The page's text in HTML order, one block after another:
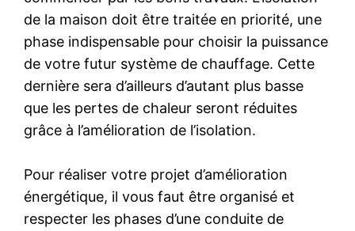
de la maison doit être traitée en priorité, une
phase indispensable pour choisir la puissance
de votre futur système de chauffage. Cette
dernière sera d’ailleurs d’autant plus basse
que les pertes de chaleur seront réduites
grâce à l’amélioration de l’isolation.
Pour réaliser votre projet d’amélioration
énergétique, il vous faut être organisé et
respecter les phases d’une conduite de